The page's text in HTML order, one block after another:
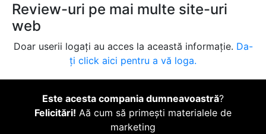
Review-uri pe mai multe site-uri
web
Doar userii logați au acces la această informație. Da-
ți click aici pentru a vă loga.
Este acesta compania dumneavoastră?
Felicitări! Aă cum să primești materialele de
marketing